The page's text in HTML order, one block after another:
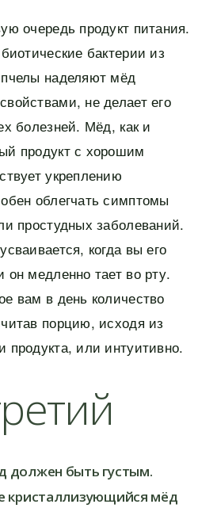
очередь продукт питания.
бактерии из
наделяют мёд
не делает его
болезней. Мёд, как и
продукт с хорошим
укреплению
облегчать симптомы
простудных заболеваний.
когда вы его
медленно тает во рту.
вам в день количество
порцию, исходя из
продукта, или интуитивно.
должен быть густым.
кристаллизующийся мёд